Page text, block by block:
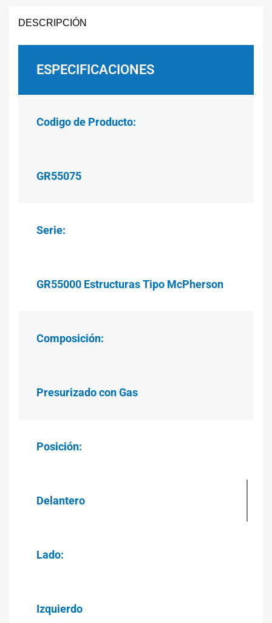
DESCRIPCIÓN
ESPECIFICACIONES
Codigo de Producto:
GR55075
Serie:
GR55000 Estructuras Tipo McPherson
Composición:
Presurizado con Gas
Posición:
Delantero
Lado:
Izquierdo